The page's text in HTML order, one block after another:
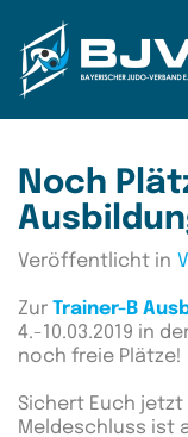
Zum
Noch
Veröffentlicht in
Zur Trainer-B
4.-10.03.2019 in
noch freie Plätze!
Sichert Euch
Meldeschluss ist